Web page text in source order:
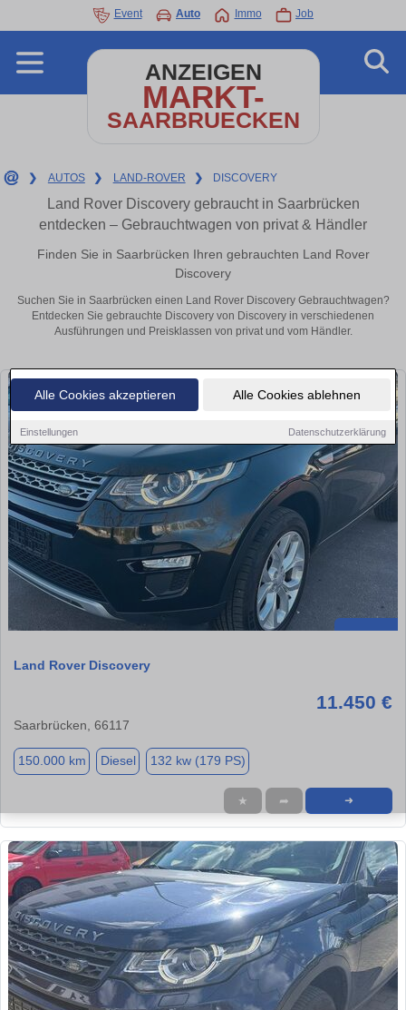
Alle Cookies akzeptieren Alle Cookies ablehnen
Einstellungen Datenschutzerklärung
Event Auto Immo Job
ANZEIGEN
MARKT-
SAARBRUECKEN
❯ AUTOS ❯ LAND-ROVER ❯ DISCOVERY
Land Rover Discovery gebraucht in Saarbrücken
entdecken – Gebrauchtwagen von privat & Händler
Finden Sie in Saarbrücken Ihren gebrauchten Land Rover
Discovery
Suchen Sie in Saarbrücken einen Land Rover Discovery Gebrauchtwagen?
Entdecken Sie gebrauchte Discovery von Discovery in verschiedenen
Ausführungen und Preisklassen von privat und vom Händler.
Land Rover Discovery
11.450 €
Saarbrücken, 66117
150.000 km Diesel 132 kw (179 PS)
★ ➦ ➜